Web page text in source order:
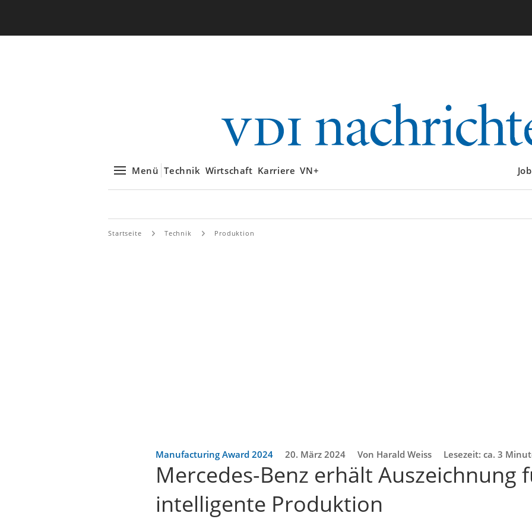
Menü Technik Wirtschaft Karriere VN+
Startseite Technik Produktion
Manufacturing Award 2024 20. März 2024 Von Harald Weiss Lesezeit: ca. 3
Mercedes-Benz erhält Auszeichnung
intelligente Produktion